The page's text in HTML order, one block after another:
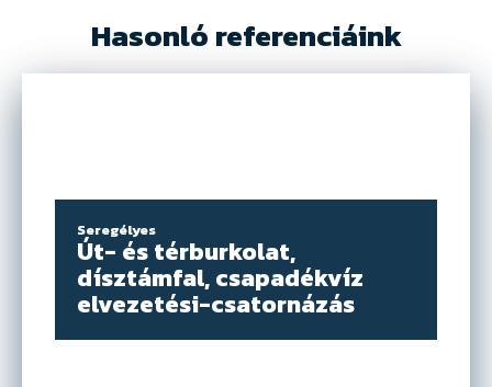
Hasonló referenciáink
Seregélyes
Út- és térburkolat,
dísztámfal, csapadékvíz
elvezetési-csatornázás